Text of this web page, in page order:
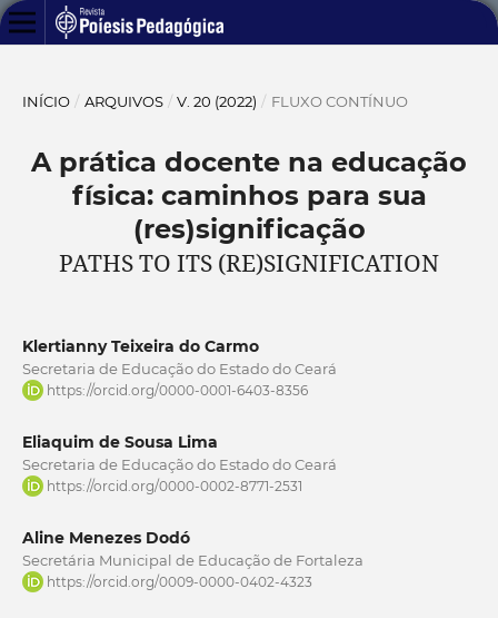
INÍCIO / ARQUIVOS / V. 20 (2022) / FLUXO CONTÍNUO
A prática docente na educação
física: caminhos para sua
(res)significação
PATHS TO ITS (RE)SIGNIFICATION
Klertianny Teixeira do Carmo
Secretaria de Educação do Estado do Ceará
https://orcid.org/0000-0001-6403-8356
Eliaquim de Sousa Lima
Secretaria de Educação do Estado do Ceará
https://orcid.org/0000-0002-8771-2531
Aline Menezes Dodó
Secretária Municipal de Educação de Fortaleza
https://orcid.org/0009-0000-0402-4323